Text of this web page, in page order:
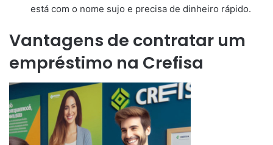
está com o nome sujo e precisa de dinheiro rápido.
Vantagens de contratar um
empréstimo na Crefisa